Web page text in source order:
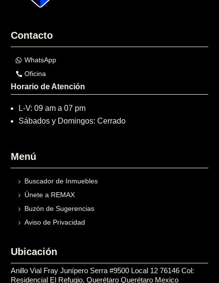
Contacto
WhatsApp
Oficina
Horario de Atención
L-V: 09 am a 07 pm
Sábados y Domingos: Cerrado
Menú
Buscador de Inmuebles
Únete a REMAX
Buzón de Sugerencias
Aviso de Privacidad
Ubicación
Anillo Vial Fray Junípero Serra #9500 Local 12 76146 Col:
Residencial El Refugio, Querétaro Querétaro Mexico